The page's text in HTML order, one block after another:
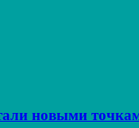
новыми